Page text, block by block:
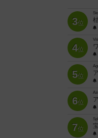
3位
4位
5位
6位
7位